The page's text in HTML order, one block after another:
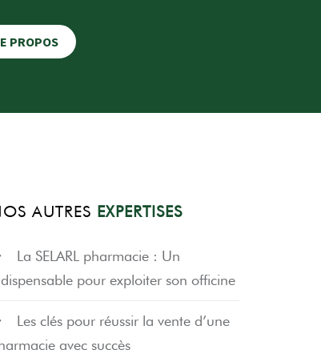
PROPOS
AUTRES EXPERTISES
La SELARL pharmacie : Un
pour exploiter son officine
Les clés pour réussir la vente d’une
avec succès